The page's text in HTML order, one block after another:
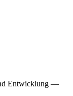
Entwicklung —